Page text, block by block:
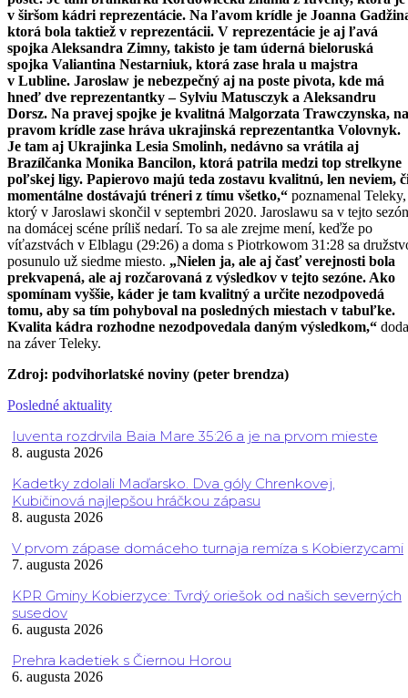
v širšom kádri reprezentácie. Na ľavom krídle je Joanna
ktorá bola taktiež v reprezentácii. V reprezentácie je aj ľavá
spojka Aleksandra Zimny, takisto je tam úderná bieloruská
spojka Valiantina Nestarniuk, ktorá zase hrala u majstra
v Lubline. Jaroslaw je nebezpečný aj na poste pivota, kde má
hneď dve reprezentantky – Sylviu Matusczyk a Aleksandru
Dorsz. Na pravej spojke je kvalitná Malgorzata Trawczynska, na
pravom krídle zase hráva ukrajinská reprezentantka Volovnyk.
Je tam aj Ukrajinka Lesia Smolinh, nedávno sa vrátila aj
Brazílčanka Monika Bancilon, ktorá patrila medzi top strelkyne
poľskej ligy. Papierovo majú teda zostavu kvalitnú, len neviem,
momentálne dostávajú tréneri z tímu všetko,“ poznamenal Teleky,
ktorý v Jaroslawi skončil v septembri 2020. Jaroslawu sa v tejto
na domácej scéne príliš nedarí. To sa ale zrejme mení, keďže po
víťazstvách v Elblagu (29:26) a doma s Piotrkowom 31:28 sa
posunulo už siedme miesto. „Nielen ja, ale aj časť verejnosti bola
prekvapená, ale aj rozčarovaná z výsledkov v tejto sezóne. Ako
spomínam vyššie, káder je tam kvalitný a určite nezodpovedá
tomu, aby sa tím pohyboval na posledných miestach v tabuľke.
Kvalita kádra rozhodne nezodpovedala daným výsledkom,“
na záver Teleky.
Zdroj: podvihorlatské noviny (peter brendza)
Posledné aktuality
Iuventa rozdrvila Baia Mare 35:26 a je na prvom mieste
8. augusta 2026
Kadetky zdolali Maďarsko. Dva góly Chrenkovej,
Kubičinová najlepšou hráčkou zápasu
8. augusta 2026
V prvom zápase domáceho turnaja remíza s Kobierzycami
7. augusta 2026
KPR Gminy Kobierzyce: Tvrdý oriešok od našich severných
susedov
6. augusta 2026
Prehra kadetiek s Čiernou Horou
6. augusta 2026